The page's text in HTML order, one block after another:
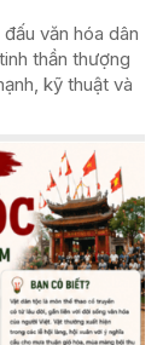
văn hóa dân
thần thượng
kỹ thuật và